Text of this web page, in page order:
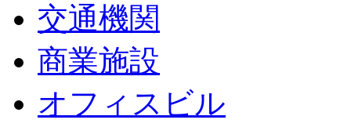
交通機関
商業施設
オフィスビル